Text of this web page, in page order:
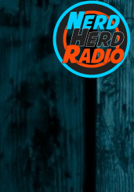
Zum
Inhalt
springen